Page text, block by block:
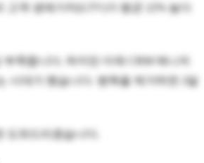
고객 생애가치(LTV)가 평균 22% 높다
부족합니다. 하지만 이제 CRM 매니저
시대가 됐습니다. 병목을 제거하면 2달
도와드리겠습니다.